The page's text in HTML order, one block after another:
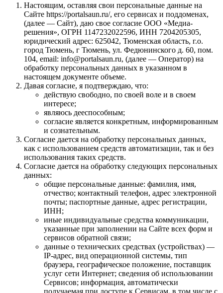
Настоящим, оставляя свои персональные данные на
Сайте https://portalsaun.ru/, его сервисах и поддоменах,
(далее — Сайт), даю свое согласие ООО «Медиа-
решения», ОГРН 1147232022596, ИНН 7204205305,
юридический адрес: 625042, Тюменская область, г.о.
город Тюмень, г Тюмень, ул. Федюнинского д. 60, пом.
104, email: info@portalsaun.ru, (далее — Оператор) на
обработку персональных данных в указанном в
настоящем документе объеме.
Давая согласие, я подтверждаю, что:
действую свободно, по своей воле и в своем
интересе;
являюсь дееспособным;
согласие является конкретным, информированным
и сознательным.
Согласие дается на обработку персональных данных,
как с использованием средств автоматизации, так и без
использования таких средств.
Согласие дается на обработку следующих персональных
данных:
общие персональные данные: фамилия, имя,
отчество; контактный телефон, адрес электронной
почты; паспортные данные, адрес регистрации,
ИНН;
иные индивидуальные средства коммуникации,
указанные при заполнении на Сайте всех форм и
сервисов обратной связи;
данные о технических средствах (устройствах) —
IP-адрес, вид операционной системы, тип
браузера, географическое положение, поставщик
услуг сети Интернет; сведения об использовании
Сервисов; информация, автоматически
получаемая при доступе к Сервисам, в том числе с